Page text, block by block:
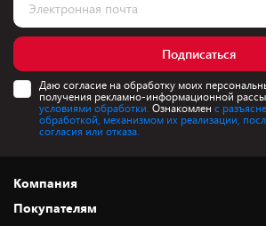
Подписаться
Даю согласие на обработку моих
получения рекламно-информационной
условиями обработки. Ознакомлен с
обработкой, механизмом их реализации,
согласия или отказа.
Компания
О нас
Покупателям